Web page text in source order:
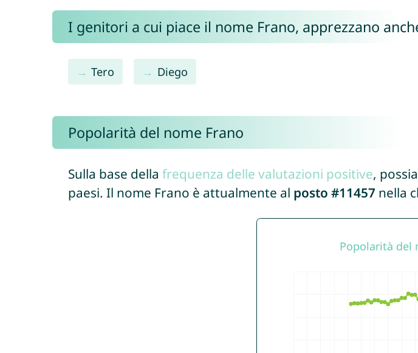
I genitori a cui piace il nome Frano, apprezzano
Tero Diego
Popolarità del nome Frano
Sulla base della frequenza delle valutazioni positive,
paesi. Il nome Frano è attualmente al posto #11457 nella